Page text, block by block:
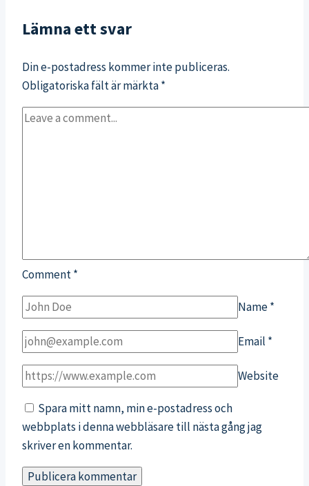
Lämna ett svar
Din e-postadress kommer inte publiceras.
Obligatoriska fält är märkta*
Comment*
Name*
Email *
Website
Spara mitt namn, min e-postadress och
webbplats i denna webbläsare till nästa gång jag
skriver en kommentar.